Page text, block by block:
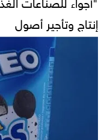
إنتاج وتأجير أصول